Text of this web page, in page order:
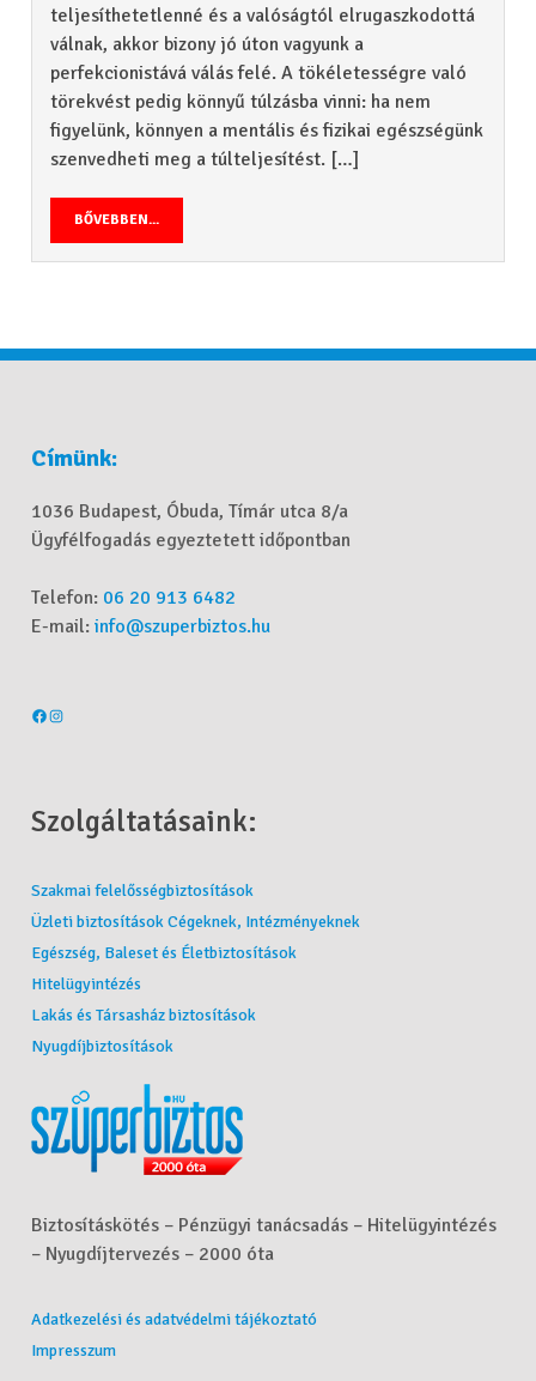
teljesíthetetlenné és a valóságtól elrugaszkodottá
válnak, akkor bizony jó úton vagyunk a
perfekcionistává válás felé. A tökéletességre való
törekvést pedig könnyű túlzásba vinni: ha nem
figyelünk, könnyen a mentális és fizikai egészségünk
szenvedheti meg a túlteljesítést. […]
BŐVEBBEN...
Címünk:
1036 Budapest, Óbuda, Tímár utca 8/a
Ügyfélfogadás egyeztetett időpontban
Telefon: 06 20 913 6482
E-mail:info@szuperbiztos.hu
Szolgáltatásaink:
Szakmai felelősségbiztosítások
Üzleti biztosítások Cégeknek, Intézményeknek
Egészség, Baleset és Életbiztosítások
Hitelügyintézés
Lakás és Társasház biztosítások
Nyugdíjbiztosítások
Biztosításkötés – Pénzügyi tanácsadás – Hitelügyintézés
– Nyugdíjtervezés – 2000 óta
Adatkezelési és adatvédelmi tájékoztató
Impresszum